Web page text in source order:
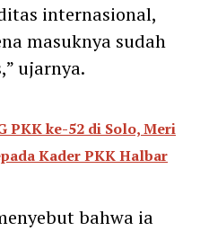
internasional,
masuknya sudah
ujarnya.
PKK ke-52 di Solo, Meri
Kader PKK Halbar
bahwa ia